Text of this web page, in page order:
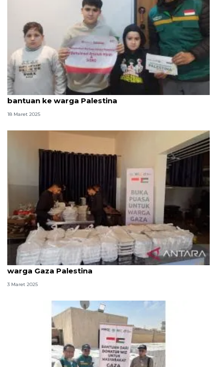
WIZ buka cabang di Mesir untuk penyaluran
bantuan ke warga Palestina
18 Maret 2025
Donatur WIZ distribusikan menu buka puasa bagi
warga Gaza Palestina
3 Maret 2025